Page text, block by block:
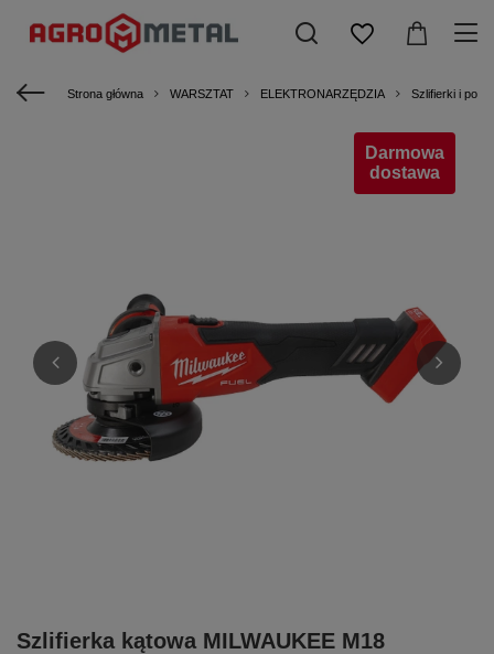
Strona główna WARSZTAT ELEKTRONARZĘDZIA Szlifierki i
Darmowa
dostawa
Szlifierka kątowa MILWAUKEE M18